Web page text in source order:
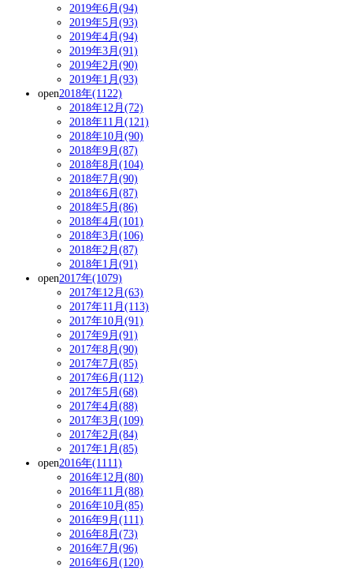
2019年6月(94)
2019年5月(93)
2019年4月(94)
2019年3月(91)
2019年2月(90)
2019年1月(93)
open2018年(1122)
2018年12月(72)
2018年11月(121)
2018年10月(90)
2018年9月(87)
2018年8月(104)
2018年7月(90)
2018年6月(87)
2018年5月(86)
2018年4月(101)
2018年3月(106)
2018年2月(87)
2018年1月(91)
open2017年(1079)
2017年12月(63)
2017年11月(113)
2017年10月(91)
2017年9月(91)
2017年8月(90)
2017年7月(85)
2017年6月(112)
2017年5月(68)
2017年4月(88)
2017年3月(109)
2017年2月(84)
2017年1月(85)
open2016年(1111)
2016年12月(80)
2016年11月(88)
2016年10月(85)
2016年9月(111)
2016年8月(73)
2016年7月(96)
2016年6月(120)